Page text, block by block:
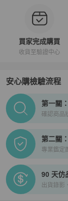
買家完成購買
收貨至驗證中心
安心購檢驗流程
PopChill拍拍圈
第一關
確認商品
第二關
專業鑑定
90 天仿
出貨錄影